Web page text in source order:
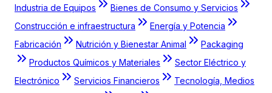
Industria de Equipos
Bienes de Consumo y Servicios
Construcción e infraestructura
Energía y Potencia
Fabricación
Nutrición y Bienestar Animal
Packaging
Productos Químicos y Materiales
Sector Eléctrico y
Electrónico
Servicios Financieros
Tecnología, Medios